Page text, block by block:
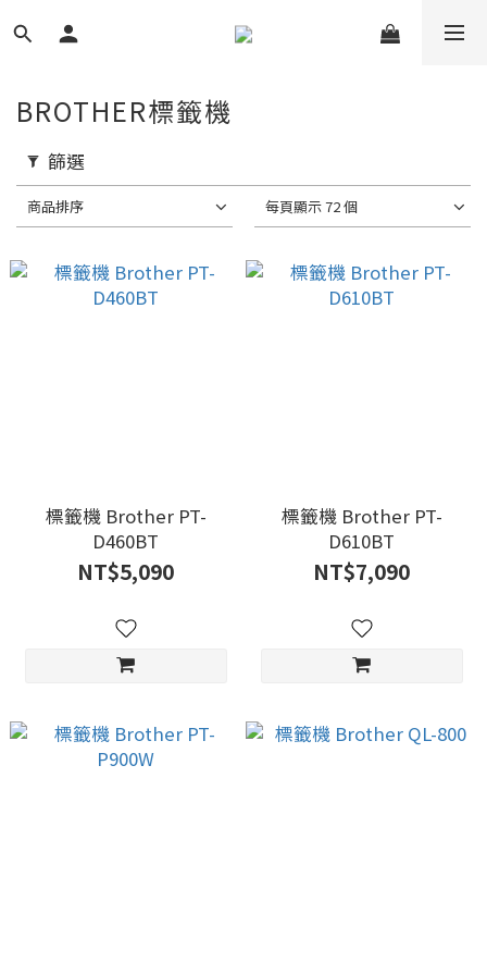
BROTHER標籤機
篩選
商品排序 每頁顯示 72 個
標籤機 Brother PT-
D460BT
NT$5,090
標籤機 Brother PT-
D610BT
NT$7,090